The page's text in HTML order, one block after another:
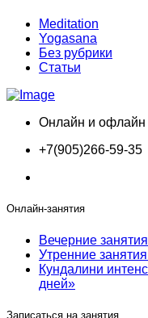
Meditation
Yogasana
Без рубрики
Статьи
Онлайн и офлайн
+7(905)266-59-35
Онлайн-занятия
Вечерние
Утренние
Кундалини
дней»
Записаться на занятия